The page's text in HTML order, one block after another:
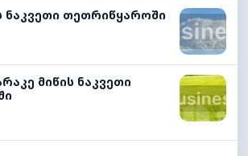
ნაკვეთი თეთრიწყაროში
მიწის ნაკვეთი